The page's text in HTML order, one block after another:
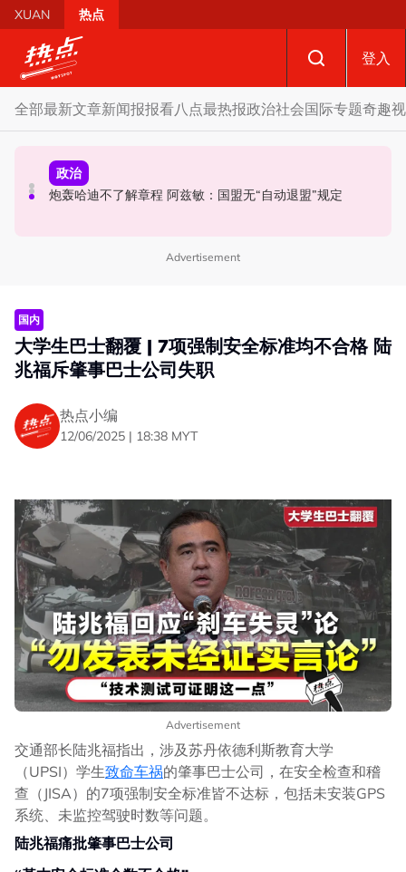
Skip to main content
XUAN 热点
登入
全部最新文章新闻报报看八点最热报政治社会国际专题奇趣
国际
泰校园枪击案酿8师生亡 枪手疑遭长期遭霸凌成导火索
政治
炮轰哈迪不了解章程 阿兹敏：国盟无“自动退盟”规定
社会
黑木山关卡粉色行李箱引发炸弹惊魂 警方: 将调监控追查行
Advertisement
国内
大学生巴士翻覆 | 7项强制安全标准均不合格 陆
兆福斥肇事巴士公司失职
热点小编
12/06/2025 | 18:38 MYT
Advertisement
交通部长陆兆福指出，涉及苏丹依德利斯教育大学
（UPSI）学生致命车祸的肇事巴士公司，在安全检查和稽
查（JISA）的7项强制安全标准皆不达标，包括未安装GPS
系统、未监控驾驶时数等问题。
陆兆福痛批肇事巴士公司